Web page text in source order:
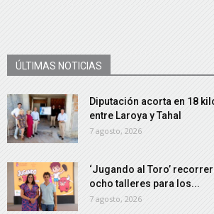
ÚLTIMAS NOTICIAS
Diputación acorta en 18
entre Laroya y Tahal
7 agosto, 2026
‘Jugando al Toro’
ocho talleres para los...
7 agosto, 2026